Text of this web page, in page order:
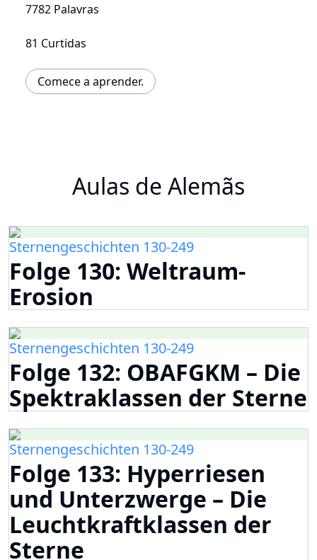
7782 Palavras
81 Curtidas
Comece a aprender.
Aulas de Alemãs
Sternengeschichten 130-249
Folge 130: Weltraum-
Erosion
Sternengeschichten 130-249
Folge 132: OBAFGKM – Die
Spektraklassen der Sterne
Sternengeschichten 130-249
Folge 133: Hyperriesen
und Unterzwerge – Die
Leuchtkraftklassen der
Sterne